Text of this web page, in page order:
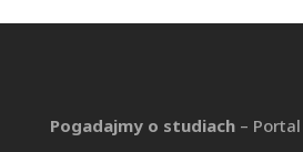
Pogadajmy o studiach–